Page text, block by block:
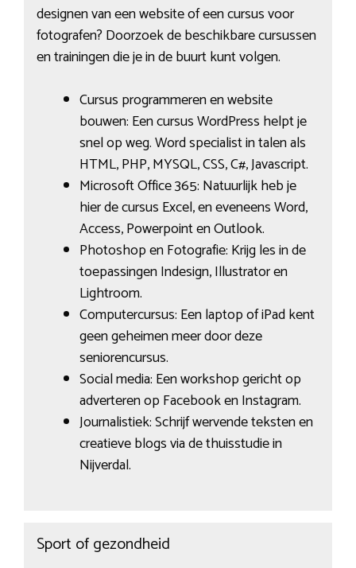
designen van een website of een cursus voor
fotografen? Doorzoek de beschikbare cursussen
en trainingen die je in de buurt kunt volgen.
Cursus programmeren en website
bouwen: Een cursus WordPress helpt je
snel op weg. Word specialist in talen als
HTML, PHP, MYSQL, CSS, C#, Javascript.
Microsoft Office 365: Natuurlijk heb je
hier de cursus Excel, en eveneens Word,
Access, Powerpoint en Outlook.
Photoshop en Fotografie: Krijg les in de
toepassingen Indesign, Illustrator en
Lightroom.
Computercursus: Een laptop of iPad kent
geen geheimen meer door deze
seniorencursus.
Social media: Een workshop gericht op
adverteren op Facebook en Instagram.
Journalistiek: Schrijf wervende teksten en
creatieve blogs via de thuisstudie in
Nijverdal.
Sport of gezondheid